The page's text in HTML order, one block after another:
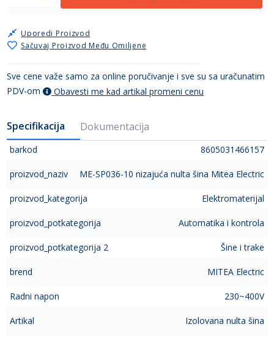
Sačuvaj Proizvod Među Omiljene
Uporedi Proizvod
Sve cene važe samo za online poručivanje i sve su sa uračunatim
PDV-om
Obavesti me kad artikal promeni cenu
Specifikacija Dokumentacija
barkod 8605031466157
proizvod_naziv ME-SP036-10 nizajuća nulta šina Mitea Electric
proizvod_kategorija Elektromaterijal
proizvod_potkategorija Automatika i kontrola
proizvod_potkategorija 2 Šine i trake
brend MITEA Electric
Radni napon 230~400V
Artikal Izolovana nulta šina